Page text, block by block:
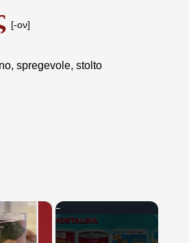
[-ον]
spregevole, stolto
×